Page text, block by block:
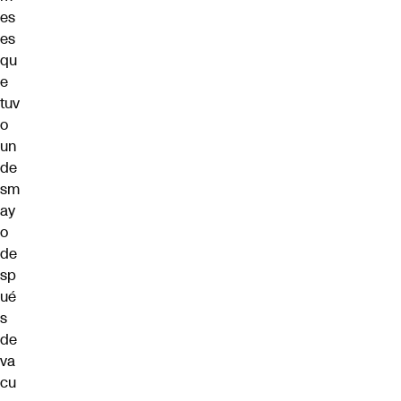
es
es
qu
e
tuv
o
un
de
sm
ay
o
de
sp
ué
s
de
va
cu